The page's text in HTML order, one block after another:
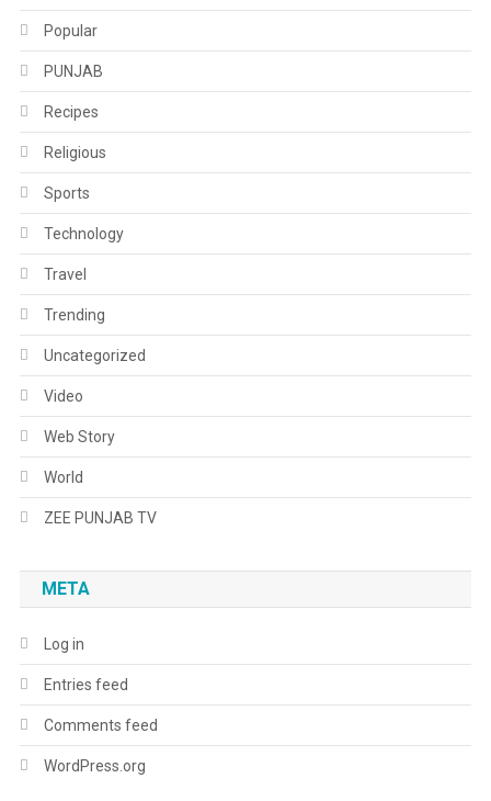
Popular
PUNJAB
Recipes
Religious
Sports
Technology
Travel
Trending
Uncategorized
Video
Web Story
World
ZEE PUNJAB TV
META
Log in
Entries feed
Comments feed
WordPress.org